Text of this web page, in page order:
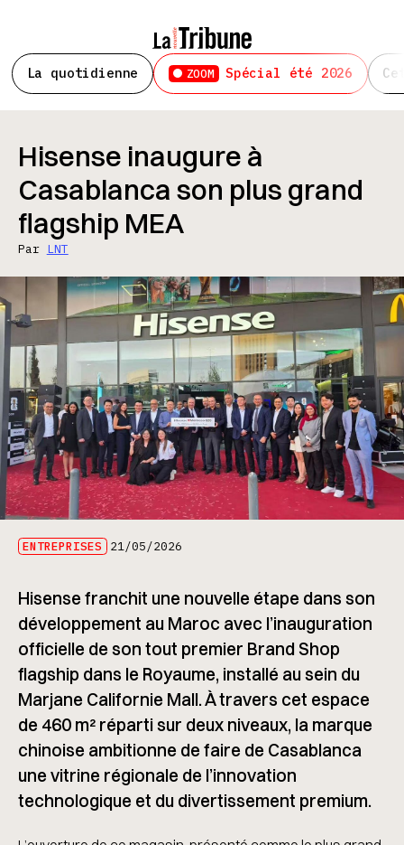
La quotidienne ZOOM Spécial été 2026
ENTREPRISES 21/05/2026
Hisense inaugure à
Casablanca son plus grand
flagship MEA
Par LNT
Hisense franchit une nouvelle étape dans son
développement au Maroc avec l’inauguration
officielle de son tout premier Brand Shop
flagship dans le Royaume, installé au sein du
Marjane Californie Mall. À travers cet espace
de 460 m² réparti sur deux niveaux, la marque
chinoise ambitionne de faire de Casablanca
une vitrine régionale de l’innovation
technologique et du divertissement premium.